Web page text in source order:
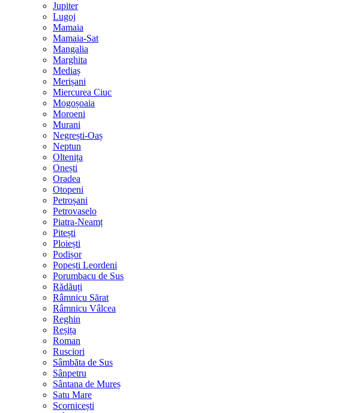
Jupiter
Lugoj
Mamaia
Mamaia-Sat
Mangalia
Marghita
Mediaș
Merișani
Miercurea Ciuc
Mogoșoaia
Moroeni
Murani
Negrești-Oaș
Neptun
Oltenița
Onești
Oradea
Otopeni
Petroșani
Petrovaselo
Piatra-Neamț
Pitești
Ploiești
Podișor
Popești Leordeni
Porumbacu de Sus
Rădăuți
Râmnicu Sărat
Râmnicu Vâlcea
Reghin
Reșița
Roman
Rusciori
Sâmbăta de Sus
Sânpetru
Sântana de Mureș
Satu Mare
Scornicești